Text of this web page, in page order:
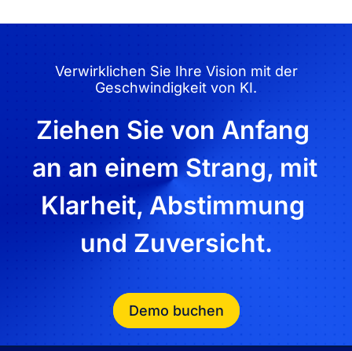
Verwirklichen Sie Ihre Vision mit der
Geschwindigkeit von KI.
Ziehen Sie von Anfang
an an einem Strang, mit
Klarheit, Abstimmung
und Zuversicht.
Demo buchen